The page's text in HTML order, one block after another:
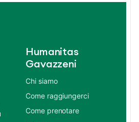
Humanitas
Gavazzeni
Chi siamo
Come raggiungerci
Come prenotare